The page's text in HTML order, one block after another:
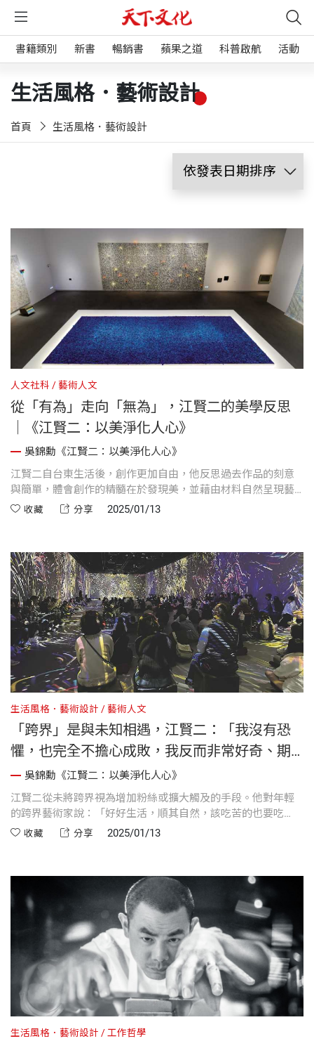
書籍類別 新書 暢銷書 蘋果之道 科普啟航 活動
生活風格．藝術設計
首頁 生活風格．藝術設計
人文社科 藝術人文
從「有為」走向「無為」，江賢二的美學反思
｜《江賢二：以美淨化人心》
吳錦勳《江賢二：以美淨化人心》
江賢二自台東生活後，創作更加自由，他反思過去作品的刻意
與簡單，體會創作的精髓在於發現美，並藉由材料自然呈現藝
術。他的創作理念從「有為」轉向「無為」，不再強求控制，
收藏 分享 2025/01/13
生活風格．藝術設計 藝術人文
「跨界」是與未知相遇，江賢二：「我沒有恐
懼，也完全不擔心成敗，我反而非常好奇、期
待他們做出的結果。」 ｜《江賢二：以美淨化
人心》
吳錦勳《江賢二：以美淨化人心》
江賢二從未將跨界視為增加粉絲或擴大觸及的手段。他對年輕
的跨界藝術家說：「好好生活，順其自然，該吃苦的也要吃
苦，藝術家沒有特權，唯一跟別人不一樣的是，一定要堅持原
收藏 分享 2025/01/13
生活風格．藝術設計 工作哲學